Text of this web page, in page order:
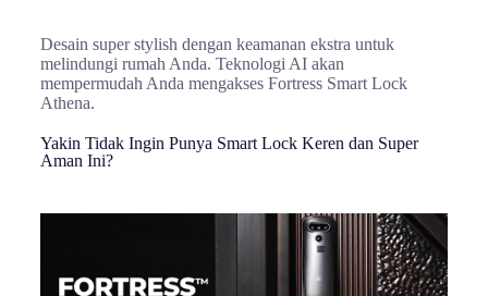
Desain super stylish dengan keamanan ekstra untuk
melindungi rumah Anda. Teknologi AI akan
mempermudah Anda mengakses Fortress Smart Lock
Athena.
Yakin Tidak Ingin Punya Smart Lock Keren dan Super
Aman Ini?